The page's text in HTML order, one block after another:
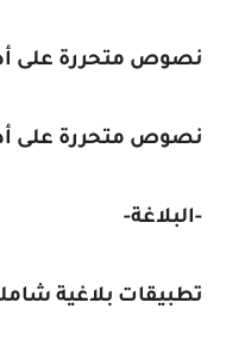
نصوص متحررة على أدب
نصوص متحررة على أدب
-البلاغة-
تطبيقات بلاغية شاملة: